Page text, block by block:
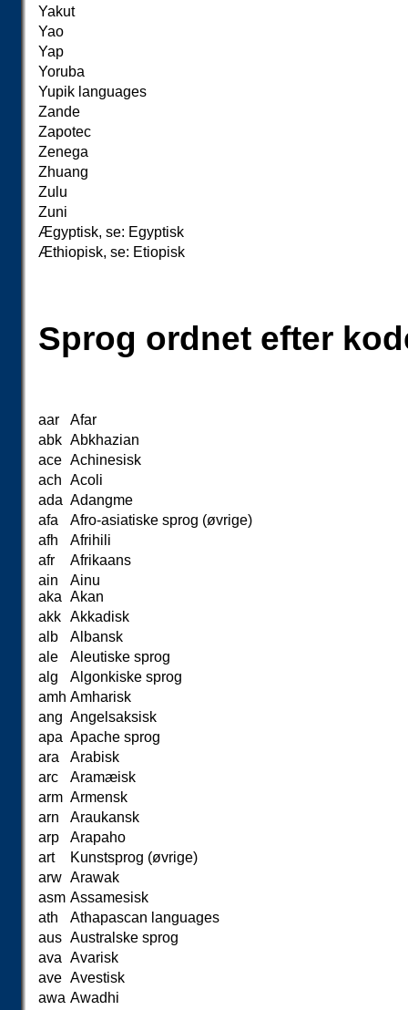
Yakut
Yao
Yap
Yoruba
Yupik languages
Zande
Zapotec
Zenega
Zhuang
Zulu
Zuni
Ægyptisk, se: Egyptisk
Æthiopisk, se: Etiopisk
Sprog ordnet efter
aar
Afar
abk Abkhazian
ace Achinesisk
ach Acoli
ada Adangme
afa
Afro-asiatiske sprog (øvrige)
afh
Afrihili
afr
Afrikaans
ain
Ainu
aka Akan
akk Akkadisk
alb
Albansk
ale
Aleutiske sprog
alg
Algonkiske sprog
amh Amharisk
ang Angelsaksisk
apa Apache sprog
ara
Arabisk
arc
Aramæisk
arm Armensk
arn
Araukansk
arp
Arapaho
art
Kunstsprog (øvrige)
arw Arawak
asm Assamesisk
ath
Athapascan languages
aus Australske sprog
ava Avarisk
ave Avestisk
awa Awadhi